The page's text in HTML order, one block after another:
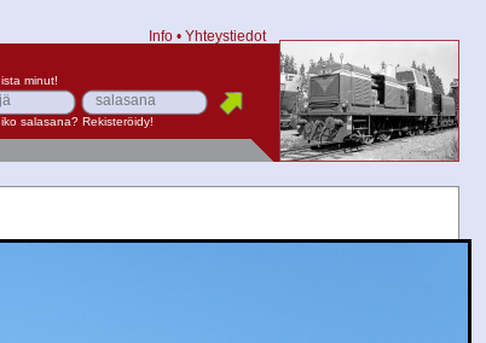
Info • Yhteystiedot
minut!
salasana? Rekisteröidy!